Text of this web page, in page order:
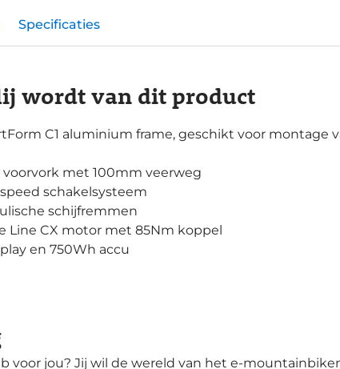
Specificaties
wordt van dit product
C1 aluminium frame, geschikt voor montage
voorvork met 100mm veerweg
schakelsysteem
schijfremmen
Line CX motor met 85Nm koppel
en 750Wh accu
e-mountainbiken gaan